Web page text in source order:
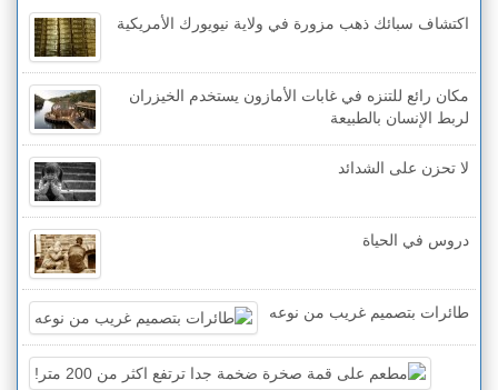
اكتشاف سبائك ذهب مزورة في ولاية نيويورك الأمريكية
مكان رائع للتنزه في غابات الأمازون يستخدم الخيزران
لربط الإنسان بالطبيعة
لا تحزن على الشدائد
دروس في الحياة
طائرات بتصميم غريب من نوعه